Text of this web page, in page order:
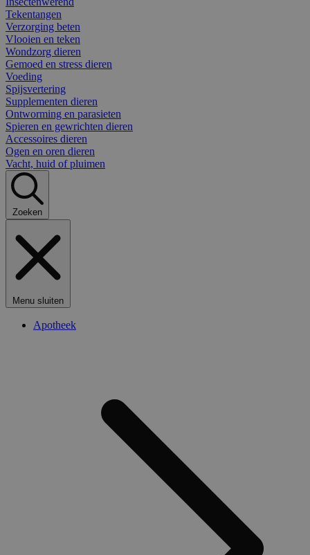
Tekentangen
Verzorging beten
Vlooien en teken
Wondzorg dieren
Gemoed en stress dieren
Voeding
Spijsvertering
Supplementen dieren
Ontworming en parasieten
Spieren en gewrichten dieren
Accessoires dieren
Ogen en oren dieren
Vacht, huid of pluimen
Zoeken
Menu sluiten
Apotheek